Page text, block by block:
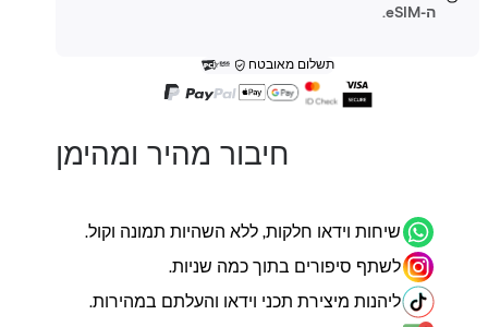
תשלום מאובטח
חיבור מהיר ומהימן
שיחות וידאו חלקות, ללא השהיות תמונה וקול.
לשתף סיפורים בתוך כמה שניות.
ליהנות מיצירת תכני וידאו והעלתם במהירות.